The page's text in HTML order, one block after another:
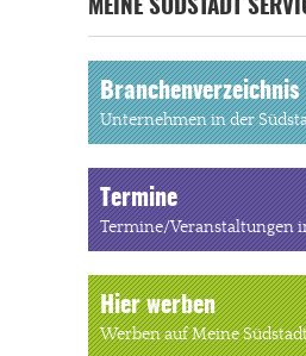
MEINE SÜDSTADT
Branchenverzeichnis
Unternehmen in der
Termine
Termine/Veranstaltungen
Hier werben
Werben auf Meine